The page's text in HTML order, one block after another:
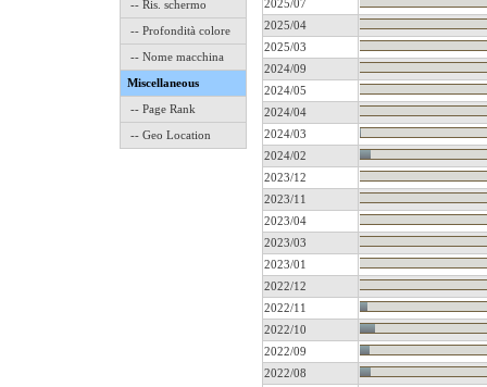
-- Ris. schermo
-- Profondità colore
-- Nome macchina
Miscellaneous
-- Page Rank
-- Geo Location
2025/07
2025/04
2025/03
2024/09
2024/05
2024/04
2024/03
2024/02
2023/12
2023/11
2023/04
2023/03
2023/01
2022/12
2022/11
2022/10
2022/09
2022/08